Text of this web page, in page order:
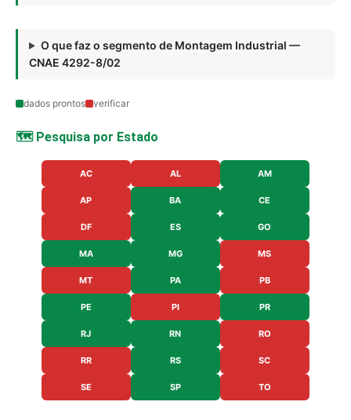
O que faz o segmento de Montagem Industrial —
CNAE 4292-8/02
dados prontos verificar
🗺️ Pesquisa por Estado
AC AL AM
AP BA CE
DF ES GO
MA MG MS
MT PA PB
PE PI PR
RJ RN RO
RR RS SC
SE SP TO